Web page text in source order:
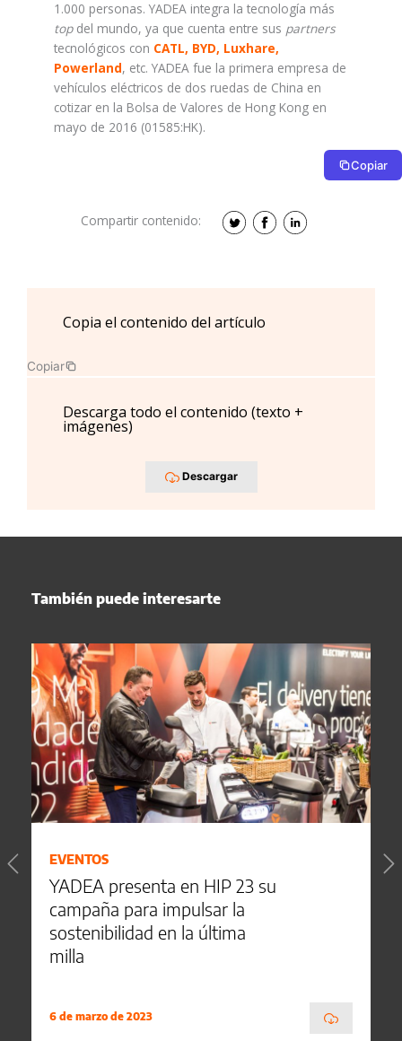
1.000 personas. YADEA integra la tecnología más
topdel mundo, ya que cuenta entre sus partners
tecnológicos con CATL, BYD, Luxhare,
Powerland, etc. YADEA fue la primera empresa de
vehículos eléctricos de dos ruedas de China en
cotizar en la Bolsa de Valores de Hong Kong en
mayo de 2016 (01585:HK).
Copiar
Compartir contenido:
Copia el contenido del artículo
Copiar
Descarga todo el contenido (texto +
imágenes)
Descargar
También puede interesarte
EVENTOS
YADEA presenta en HIP 23 su
campaña para impulsar la
sostenibilidad en la última
milla
6 de marzo de 2023